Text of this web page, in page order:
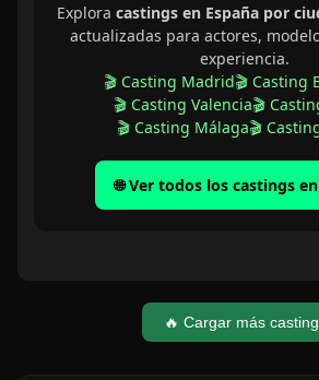
Explora castings en España por
actualizadas para actores,
experiencia.
🎬 Casting Madrid🎬 Casting
🎬 Casting Valencia🎬
🎬 Casting Málaga🎬
🌐 Ver todos los castings
🔥 Cargar más